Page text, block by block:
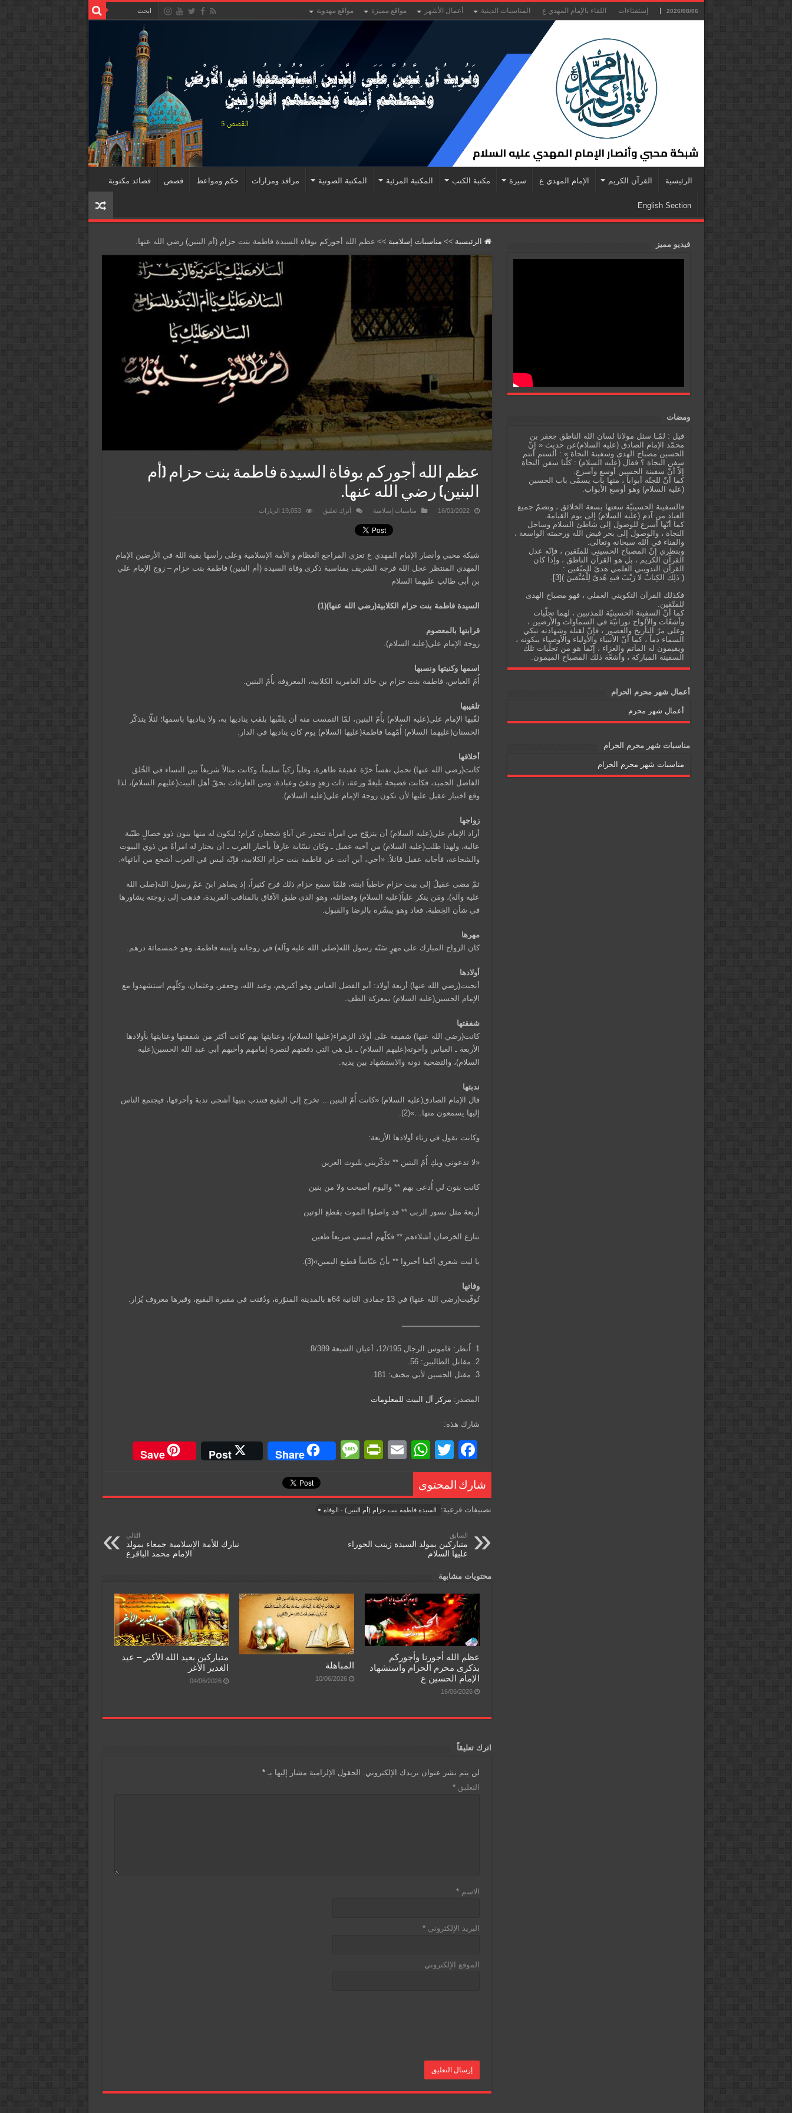
2026/08/06 إستفتاءات اللقاء بالإمام المهدي ع المناسبات الدينية أعمال الأشهر مواقع مميزة مواقع مهدوية
الرئيسية القرآن الكريم الإمام المهدي ع سيرة مكتبة الكتب المكتبة المرئية المكتبة الصوتية مراقد ومزارات حكم ومواعظ قصص قصائد مكتوبة
English Section
الرئيسية >> مناسبات إسلامية >> عظم الله أجوركم بوفاة السيدة فاطمة بنت حزام (أم البنين) رضي الله عنها.
عظم الله أجوركم بوفاة السيدة فاطمة بنت حزام (أم
البنين) رضي الله عنها.
16/01/2022 مناسبات إسلامية أترك تعليق 19,053 الزيارات
شبكة محبي وأنصار الإمام المهدي ع تعزي المراجع العظام و الأمة الإسلامية وعلى رأسها بقية الله في الأرضين الإمام
المهدي المنتظر عجل الله فرجه الشريف بمناسبة ذكرى وفاة السيدة (أم البنين) فاطمة بنت حزام – زوج الإمام علي
بن أبي طالب عليهما السلام
السيدة فاطمة بنت حزام الكلابية(رضي الله عنها)(1)
قرابتها بالمعصوم
زوجة الإمام علي(عليه السلام).
اسمها وكنيتها ونسبها
أُمّ العباس، فاطمة بنت حزام بن خالد العامرية الكلابية، المعروفة بأُمّ البنين.
تلقيبها
لقّبها الإمام علي(عليه السلام) بأُمّ البنين، لمّا التمست منه أن يلقّبها بلقب يناديها به، ولا يناديها باسمها؛ لئلّا يتذكّر
الحسنان(عليهما السلام) أُمّهما فاطمة(عليها السلام) يوم كان يناديها في الدار.
أخلاقها
كانت(رضي الله عنها) تحمل نفساً حرّة عفيفة طاهرة، وقلباً زكياً سليماً، وكانت مثالاً شريفاً بين النساء في الخُلق
الفاضل الحميد، فكانت فصيحة بليغةً ورعة، ذات زهدٍ وتقىً وعبادة، ومن العارفات بحقّ أهل البيت(عليهم السلام)، لذا
وقع اختيار عقيل عليها لأن تكون زوجة الإمام علي(عليه السلام).
زواجها
أراد الإمام علي(عليه السلام) أن يتزوّج من امرأة تنحدر عن آباءٍ شجعان كرام؛ ليكون له منها بنون ذوو خصالٍ طيّبة
عالية، ولهذا طلب(عليه السلام) من أخيه عقيل ـ وكان نسّابة عارفاً بأخبار العرب ـ أن يختار له امرأةً من ذوي البيوت
والشجاعة، فأجابه عقيل قائلاً: «أخي، أين أنت عن فاطمة بنت حزام الكلابية، فإنّه ليس في العرب أشجع من آبائها».
ثمّ مضى عقيلُ إلى بيت حزام خاطباً ابنته، فلمّا سمع حزام ذلك فرح كثيراً، إذ يصاهر ابنَ عمّ رسول الله(صلى الله
عليه وآله)، ومَن ينكر علياً(عليه السلام) وفضائله، وهو الذي طبق الآفاق بالمناقب الفريدة، فذهب إلى زوجته يشاورها
في شأن الخِطبة، فعاد وهو يبشّره بالرضا والقبول.
مهرها
كان الزواج المبارك على مهرٍ سَنّه رسول الله(صلى الله عليه وآله) في زوجاته وابنته فاطمة، وهو خمسمائة درهم.
أولادها
أنجبت(رضي الله عنها) أربعة أولاد: أبو الفضل العباس وهو أكبرهم، وعبد الله، وجعفر، وعثمان، وكلّهم استشهدوا مع
الإمام الحسين(عليه السلام) بمعركة الطف.
شفقتها
كانت(رضي الله عنها) شفيقة على أولاد الزهراء(عليها السلام)، وعنايتها بهم كانت أكثر من شفقتها وعنايتها بأولادها
الأربعة ـ العباس وأخوته(عليهم السلام) ـ بل هي التي دفعتهم لنصرة إمامهم وأخيهم أبي عبد الله الحسين(عليه
السلام)، والتضحية دونه والاستشهاد بين يديه.
ندبتها
قال الإمام الصادق(عليه السلام) «كانت أُمّ البنين… تخرج إلى البقيع فتندب بنيها أشجى ندبة وأحرقها، فيجتمع الناس
إليها يسمعون منها…»(2).
وكانت تقول في رثاء أولادها الأربعة:
«لا تدعوني ويكِ أُمّ البنين ** تذكّريني بليوث العرين
كانت بنون لي أُدعى بهم ** واليوم أصبحت ولا من بنين
أربعة مثل نسور الربى ** قد واصلوا الموت بقطع الوتين
تنازع الخرصان أشلاءهم ** فكلّهم أمسى صريعاً طعين
يا ليت شعري أكما أخبروا ** بأنّ عبّاساً قطيع اليمين»(3).
وفاتها
تُوفّيت(رضي الله عنها) في 13 جمادى الثانية 64ﻫ بالمدينة المنوّرة، ودُفنت في مقبرة البقيع، وقبرها معروف يُزار.
1. اُنظر: قاموس الرجال 12/195، أعيان الشيعة 8/389.
2. مقاتل الطالبين: 56.
3. مقتل الحسين لأبي مخنف: 181.
المصدر: مركز آل البيت للمعلومات
شارك هذه:
F
a
c
e
o
o
k
T
wi
tt
er
W
s
p
E
Pr
ri
n
M
a
Share
Post
Save
شارك المحتوى
تصنيفات فرعية: السيدة فاطمة بنت حزام (أم البنين) - الوفاة
السابق
متباركين بمولد السيدة زينب الحوراء
عليها السلام
التالي
نبارك للأمة الإسلامية جمعاء بمولد
الإمام محمد الباقرع
محتويات مشابهة
عظم الله أجورنا وأجوركم
بذكرى محرم الحرام واستشهاد
الإمام الحسين ع
16/06/2026
المباهلة
10/06/2026
متباركين بعيد الله الأكبر – عيد
الغدير الأغر
04/06/2026
اترك تعليقاً
لن يتم نشر عنوان بريدك الإلكتروني. الحقول الإلزامية مشار إليها بـ*
التعليق*
الاسم*
البريد الإلكتروني*
الموقع الإلكتروني
فيديو مميز
ومضات
قيل : لمّـا سئل مولانا لسان الله الناطق جعفر بن
محمّد الإمام الصادق (عليه السلام)عن حديث « إنّ
الحسين مصباح الهدى وسفينة النجاة » : ألستم أنتم
سفن النجاة ؟ فقال (عليه السلام) : كلّنا سفن النجاة
إلاّ أنّ سفينة الحسين أوسع وأسرع.
كما أنّ للجنّة أبواباً ، منها باب يسمّى باب الحسين
(عليه السلام) وهو أوسع الأبواب.
فالسفينة الحسينيّة سعتها بسعة الخلائق ، وتضمّ جميع
العباد من آدم (عليه السلام) إلى يوم القيامة.
كما أنّها أسرع للوصول إلى شاطئ السلام وساحل
النجاة ، والوصول إلى بحر فيض الله ورحمته الواسعة ،
والفناء في الله سبحانه وتعالى.
وبنظري إنّ المصباح الحسيني للمتّقين ، فإنّه عدل
القرآن الكريم ، بل هو القرآن الناطق ، وإذا كان
القرآن التدويني العلمي هدىً للمتّقين :
( ذلِكَ الكِتابُ لا رَيْبَ فيهِ هُدىً لِلْمُتَّقينَ )[3].
فكذلك القرآن التكويني العملي ، فهو مصباح الهدى
للمتّقين.
كما أنّ السفينة الحسينيّة للمذنبين ، لهما تجلّيات
وأشعّات والألواح نورانيّة في السماوات والأرضين ،
وعلى مرّ التأريخ والعصور ، فإنّ لقتله وشهادته تبكي
السماء دماً ، كما أنّ الأنبياء والأولياء والأوصياء يبكونه ،
ويقيمون له المآتم والعزاء ، إنّما هو من تجلّيات تلك
السفينة المباركة ، وأشعّة ذلك المصباح الميمون.
أعمال شهر محرم الحرام
أعمال شهر محرم
مناسبات شهر محرم الحرام
مناسبات شهر محرم الحرام